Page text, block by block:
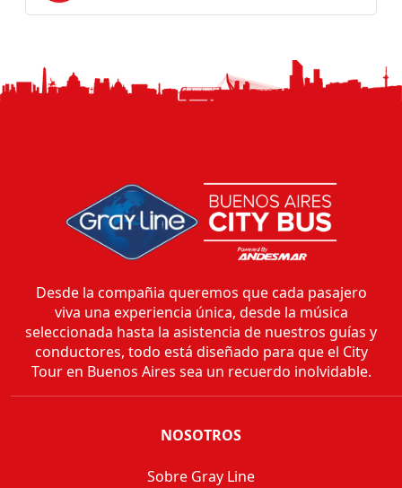
Desde la compañia queremos que cada pasajero
viva una experiencia única, desde la música
seleccionada hasta la asistencia de nuestros guías y
conductores, todo está diseñado para que el City
Tour en Buenos Aires sea un recuerdo inolvidable.
NOSOTROS
Sobre Gray Line